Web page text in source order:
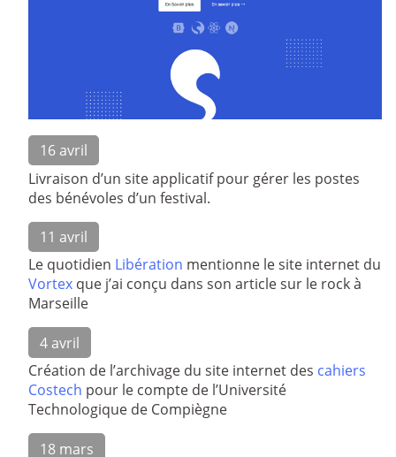
16 avril
Livraison d’un site applicatif pour gérer les postes
des bénévoles d’un festival.
11 avril
Le quotidien Libération mentionne le site internet du
Vortex que j’ai conçu dans son article sur le rock à
Marseille
4 avril
Création de l’archivage du site internet des cahiers
Costech pour le compte de l’Université
Technologique de Compiègne
18 mars